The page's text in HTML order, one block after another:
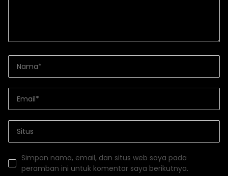
Simpan nama, email, dan situs web saya pada
peramban ini untuk komentar saya berikutnya.